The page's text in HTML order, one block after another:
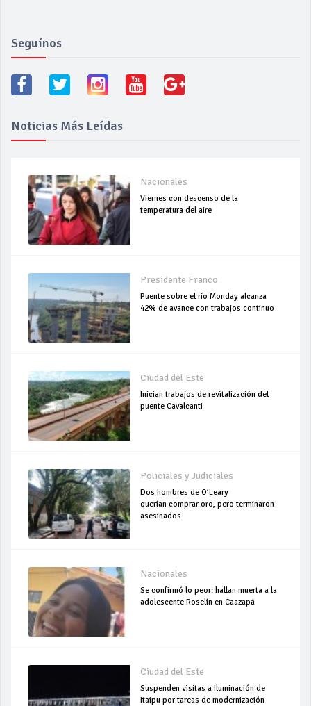
Seguínos
Noticias Más Leídas
Nacionales
Viernes con descenso de la
temperatura del aire
Presidente Franco
Puente sobre el río Monday alcanza
42% de avance con trabajos continuo
Ciudad del Este
Inician trabajos de revitalización del
puente Cavalcanti
Policiales y Judiciales
Dos hombres de O’Leary
querían comprar oro, pero terminaron
asesinados
Nacionales
Se confirmó lo peor: hallan muerta a la
adolescente Roselín en Caazapá
Ciudad del Este
Suspenden visitas a Iluminación de
Itaipu por tareas de modernización